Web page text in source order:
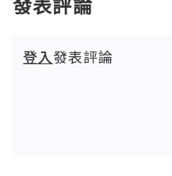
發表評論
登入發表評論